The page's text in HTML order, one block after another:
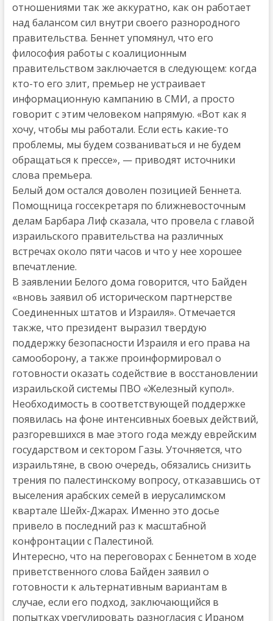
отношениями так же аккуратно, как он работает
над балансом сил внутри своего разнородного
правительства. Беннет упомянул, что его
философия работы с коалиционным
правительством заключается в следующем: когда
кто-то его злит, премьер не устраивает
информационную кампанию в СМИ, а просто
говорит с этим человеком напрямую. «Вот как я
хочу, чтобы мы работали. Если есть какие-то
проблемы, мы будем созваниваться и не будем
обращаться к прессе», — приводят источники
слова премьера.
Белый дом остался доволен позицией Беннета.
Помощница госсекретаря по ближневосточным
делам Барбара Лиф сказала, что провела с главой
израильского правительства на различных
встречах около пяти часов и что у нее хорошее
впечатление.
В заявлении Белого дома говорится, что Байден
«вновь заявил об историческом партнерстве
Соединенных штатов и Израиля». Отмечается
также, что президент выразил твердую
поддержку безопасности Израиля и его права на
самооборону, а также проинформировал о
готовности оказать содействие в восстановлении
израильской системы ПВО «Железный купол».
Необходимость в соответствующей поддержке
появилась на фоне интенсивных боевых действий,
разгоревшихся в мае этого года между еврейским
государством и сектором Газы. Уточняется, что
израильтяне, в свою очередь, обязались снизить
трения по палестинскому вопросу, отказавшись от
выселения арабских семей в иерусалимском
квартале Шейх-Джарах. Именно это досье
привело в последний раз к масштабной
конфронтации с Палестиной.
Интересно, что на переговорах с Беннетом в ходе
приветственного слова Байден заявил о
готовности к альтернативным вариантам в
случае, если его подход, заключающийся в
попытках урегулировать разногласия с Ираном